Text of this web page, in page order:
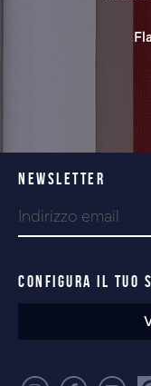
NEWSLETTER
CONFIGURA IL TUO